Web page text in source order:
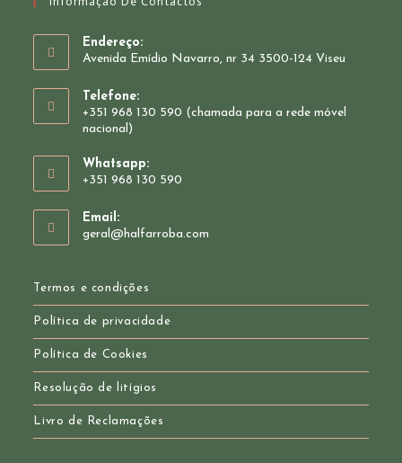
Endereço:
Avenida Emídio Navarro, nr 34 3500-124 Viseu
Telefone:
+351 968 130 590 (chamada para a rede móvel
nacional)
Whatsapp:
+351 968 130 590
in
your
Email:
geral@halfarroba.com
Termos e condições
Política de privacidade
Política de Cookies
Resolução de litígios
Livro de Reclamações